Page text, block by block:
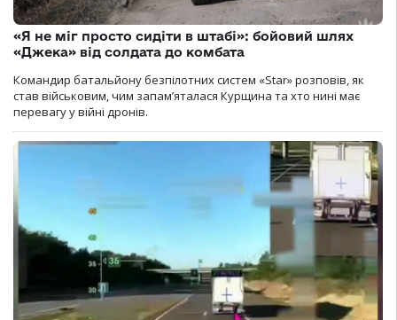
«Я не міг просто сидіти в штабі»: бойовий шлях
«Джека» від солдата до комбата
Командир батальйону безпілотних систем «Star» розповів, як
став військовим, чим запам’яталася Курщина та хто нині має
перевагу у війні дронів.